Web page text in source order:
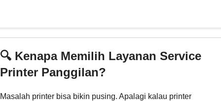
🔍 Kenapa Memilih Layanan Service
Printer Panggilan?
Masalah printer bisa bikin pusing. Apalagi kalau printer